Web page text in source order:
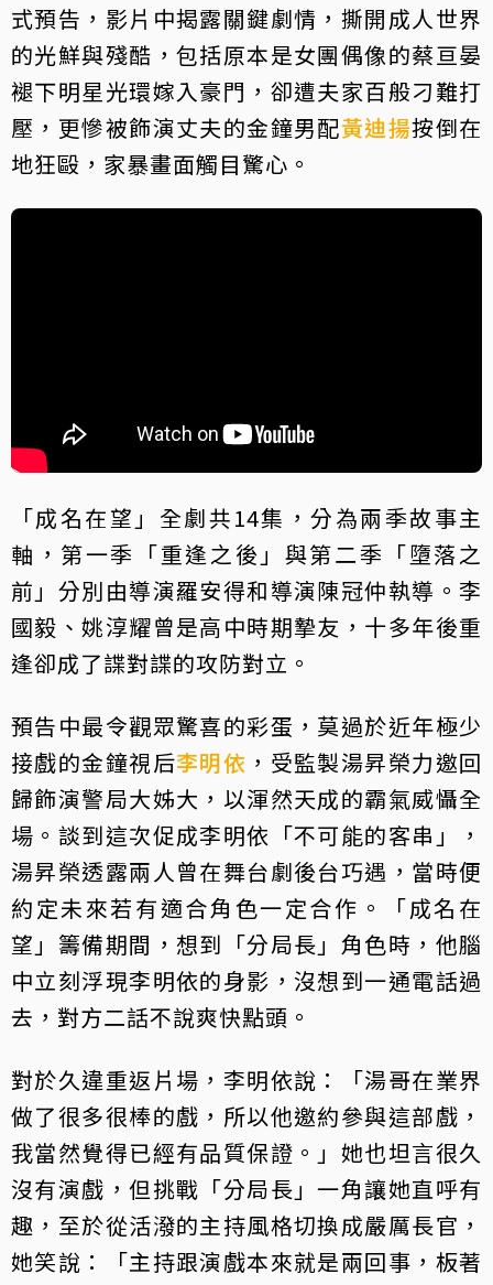
式預告，影片中揭露關鍵劇情，撕開成人世界
的光鮮與殘酷，包括原本是女團偶像的蔡亘晏
褪下明星光環嫁入豪門，卻遭夫家百般刁難打
壓，更慘被飾演丈夫的金鐘男配黃迪揚按倒在
地狂毆，家暴畫面觸目驚心。
「成名在望」全劇共14集，分為兩季故事主
軸，第一季「重逢之後」與第二季「墮落之
前」分別由導演羅安得和導演陳冠仲執導。李
國毅、姚淳耀曾是高中時期摯友，十多年後重
逢卻成了諜對諜的攻防對立。
預告中最令觀眾驚喜的彩蛋，莫過於近年極少
接戲的金鐘視后李明依 ，受監製湯昇榮力邀回
歸飾演警局大姊大，以渾然天成的霸氣威懾全
場。談到這次促成李明依「不可能的客串」，
湯昇榮透露兩人曾在舞台劇後台巧遇，當時便
約定未來若有適合角色一定合作。「成名在
望」籌備期間，想到「分局長」角色時，他腦
中立刻浮現李明依的身影，沒想到一通電話過
去，對方二話不說爽快點頭。
對於久違重返片場，李明依說：「湯哥在業界
做了很多很棒的戲，所以他邀約參與這部戲，
我當然覺得已經有品質保證。」她也坦言很久
沒有演戲，但挑戰「分局長」一角讓她直呼有
趣，至於從活潑的主持風格切換成嚴厲長官，
她笑說：「主持跟演戲本來就是兩回事，板著